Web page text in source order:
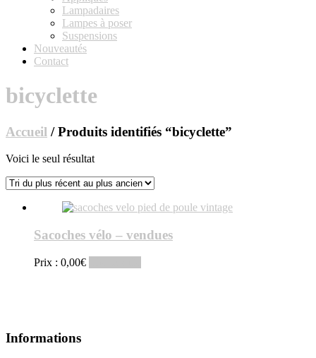
Lampadaires
Lampes à poser
Suspensions
Nouveautés
Contact
bicyclette
Accueil / Produits identifiés “bicyclette”
Voici le seul résultat
Sacoches vélo – vendues
Prix : 0,00€
Informations